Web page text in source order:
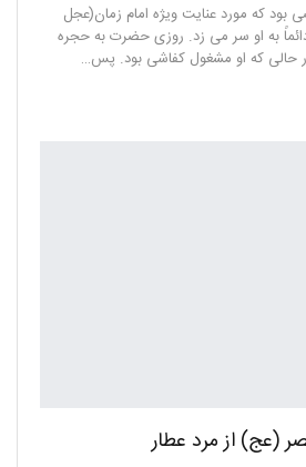
که مورد عنایت ویژه امام زمان(عجل
به او سر می زد. روزی حضرت به حجره
حالی که او مشغول کفاشی بود. پس…
(عج) از مرد عطار